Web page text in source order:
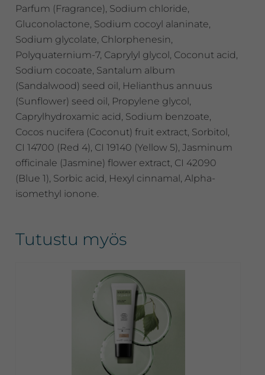
Parfum (Fragrance), Sodium chloride,
Gluconolactone, Sodium cocoyl alaninate,
Sodium glycolate, Chlorphenesin,
Polyquaternium-7, Caprylyl glycol, Coconut acid,
Sodium cocoate, Santalum album
(Sandalwood) seed oil, Helianthus annuus
(Sunflower) seed oil, Propylene glycol,
Caprylhydroxamic acid, Sodium benzoate,
Cocos nucifera (Coconut) fruit extract, Sorbitol,
CI 14700 (Red 4), CI 19140 (Yellow 5), Jasminum
officinale (Jasmine) flower extract, CI 42090
(Blue 1), Sorbic acid, Hexyl cinnamal, Alpha-
isomethyl ionone.
Tutustu myös